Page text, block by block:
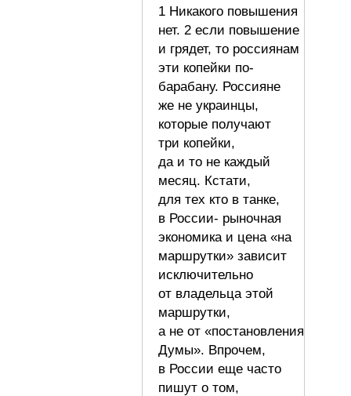
1 Никакого повышения
нет. 2 если повышение
и грядет, то россиянам
эти копейки по-
барабану. Россияне
же не украинцы,
которые получают
три копейки,
да и то не каждый
месяц. Кстати,
для тех кто в танке,
в России- рыночная
экономика и цена «на
маршрутки» зависит
исключительно
от владельца этой
маршрутки,
а не от «постановления
Думы». Впрочем,
в России еще часто
пишут о том,